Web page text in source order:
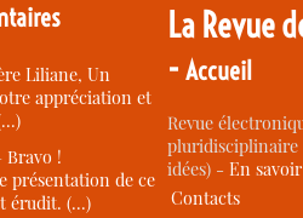
Liliane, Un
appréciation et
Bravo !
présentation de ce
érudit. (…)
La Revue
-Accueil
Revue
idées) -En
Contacts